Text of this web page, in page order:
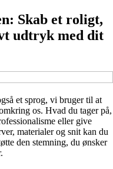
Skab et roligt,
udtryk med dit
et sprog, vi bruger til at
os. Hvad du tager på,
eller give
materialer og snit kan du
den stemning, du ønsker